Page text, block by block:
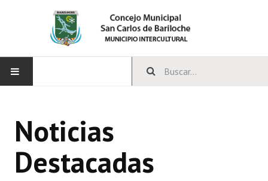
CONCEJO
Bloques Políticos
Noticias
Destacadas